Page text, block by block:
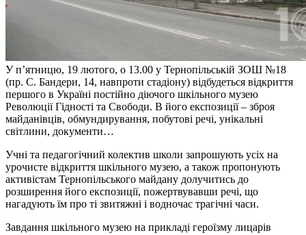
У п’ятницю, 19 лютого, о 13.00 у Тернопільській ЗОШ №18
(пр. С. Бандери, 14, навпроти стадіону) відбудеться відкриття
першого в Україні постійно діючого шкільного музею
Революції Гідності та Свободи. В його експозиції – зброя
майданівців, обмундирування, побутові речі, унікальні
світлини, документи…
Учні та педагогічний колектив школи запрошують усіх на
урочисте відкриття шкільного музею, а також пропонують
активістам Тернопільського майдану долучитись до
розширення його експозиції, пожертвувавши речі, що
нагадують їм про ті звитяжні і водночас трагічні часи.
Завдання шкільного музею на прикладі героїзму лицарів